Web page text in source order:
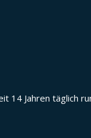
14 Jahren täglich